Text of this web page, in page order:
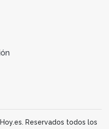
Reservados todos los